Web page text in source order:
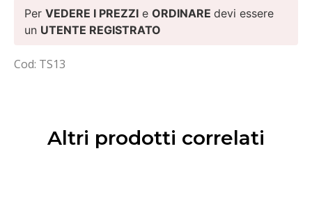
Per VEDERE I PREZZI e ORDINARE devi essere
un UTENTE REGISTRATO
Cod: TS13
Altri prodotti correlati